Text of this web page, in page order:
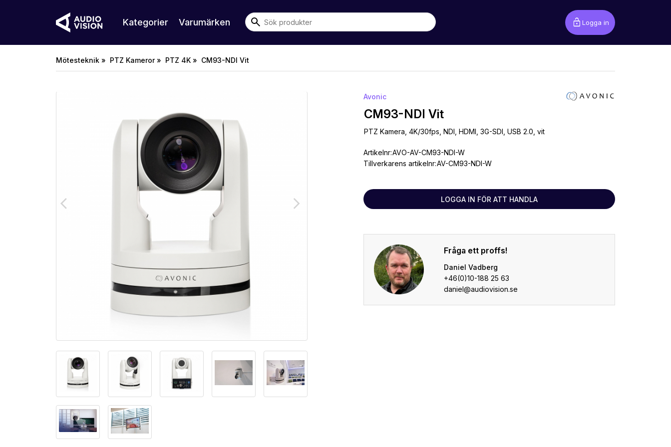
Kategorier Varumärken lock_open Logga in
Mötesteknik » PTZ Kameror » PTZ 4K » CM93-NDI Vit
arrow_back_ios arrow_forward_ios
Avonic
CM93-NDI Vit
PTZ Kamera, 4K/30fps, NDI, HDMI, 3G-SDI, USB 2.0, vit
Artikelnr:AVO-AV-CM93-NDI-W
Tillverkarens artikelnr:AV-CM93-NDI-W
LOGGA IN FÖR ATT HANDLA
Fråga ett proffs!
Daniel Vadberg
+46(0)10-188 25 63
daniel@audiovision.se